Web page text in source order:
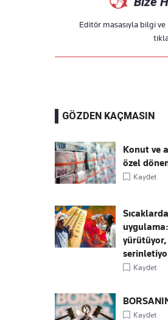
Editör masasıyla bilgi
GÖZDEN KAÇMASIN
Konut ve
özel
Kaydet
Kaydet
Kaydet